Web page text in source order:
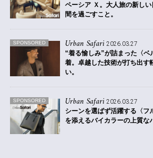
ペーシア Ｘ。 大人旅の新し
間を過ごすこと。
SPONSORED Urban Safari 2026.03.27
“着る愉しみ”が詰まった〈ベ
着。 卓越した技術が打ち出す
い。
SPONSORED Urban Safari 2026.03.27
シーンを選ばず活躍する〈フ
を添えるバイカラーの上質な